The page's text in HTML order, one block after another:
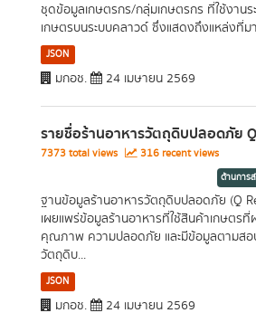
ชุดข้อมูลเกษตรกร/กลุ่มเกษตรกร ที่ใช้งาน
เกษตรบนระบบคลาวด์ ซึ่งแสดงถึงแหล่งที่ม
JSON
มกอช. 24 เมษายน 2569
รายชื่อร้านอาหารวัตถุดิบปลอดภัย
7373 total views 316 recent views
ด้านการ
ฐานข้อมูลร้านอาหารวัตถุดิบปลอดภัย (Q
เผยแพร่ข้อมูลร้านอาหารที่ใช้สินค้าเกษตรที่
คุณภาพ ความปลอดภัย และมีข้อมูลตามสอ
วัตถุดิบ...
JSON
มกอช. 24 เมษายน 2569